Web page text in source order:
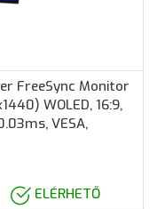
FreeSync Monitor
WOLED, 16:9,
VESA,
Fekete színben
ELÉRHETŐ